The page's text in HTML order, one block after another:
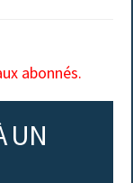
abonnés.
UN